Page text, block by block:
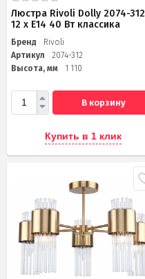
Люстра Rivoli Dolly 2074-312
12 х Е14 40 Вт классика
Бренд
Rivoli
Артикул
2074-312
Высота, мм
1 110
В корзину
Купить в 1 клик